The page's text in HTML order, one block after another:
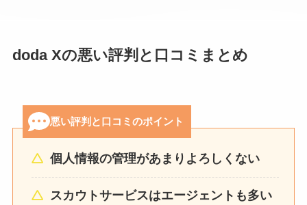
doda Xの悪い評判と口コミまとめ
悪い評判と口コミのポイント
個人情報の管理があまりよろしくない
スカウトサービスはエージェントも多い